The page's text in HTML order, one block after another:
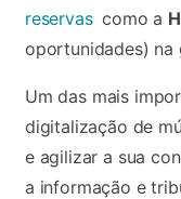
reservas como a
oportunidades) na
Um das mais
digitalização de
e agilizar a sua
a informação e